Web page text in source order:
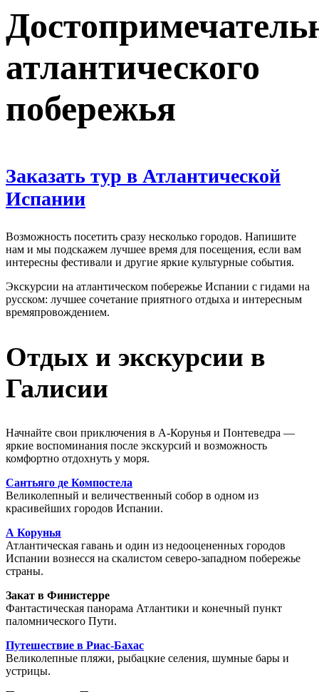
атлантического
побережья
Заказать тур в Атлантической
Испании
Возможность посетить сразу несколько городов. Напишите
нам и мы подскажем лучшее время для посещения, если вам
интересны фестивали и другие яркие культурные события.
Экскурсии на атлантическом побережье Испании с гидами на
русском: лучшее сочетание приятного отдыха и интересным
времяпровождением.
Отдых и экскурсии в
Галисии
Начнайте свои приключения в А-Корунья и Понтеведра —
яркие воспоминания после экскурсий и возможность
комфортно отдохнуть у моря.
Сантьяго де Компостела
Великолепный и величественный собор в одном из
красивейших городов Испании.
А Корунья
Атлантическая гавань и один из недооцененных городов
Испании вознесся на скалистом северо-западном побережье
страны.
Закат в Финистерре
Фантастическая панорама Атлантики и конечный пункт
паломнического Пути.
Путешествие в Риас-Бахас
Великолепные пляжи, рыбацкие селения, шумные бары и
устрицы.